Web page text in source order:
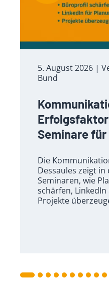
5. August 2026 |
Bund
Seminare
Die
Dessaules zeigt
Seminaren, wie
schärfen,
Projekte